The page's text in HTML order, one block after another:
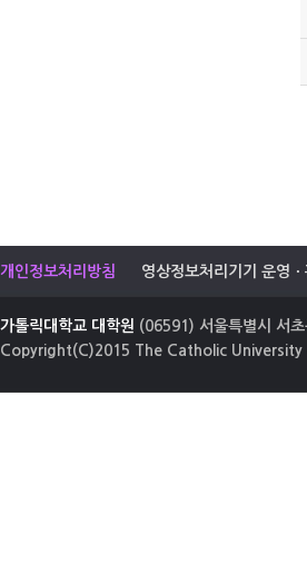
개인정보처리방침 영상정보처리기기 운영
가톨릭대학교 대학원 (06591) 서울특별시 서
Copyright(C)2015 The Catholic